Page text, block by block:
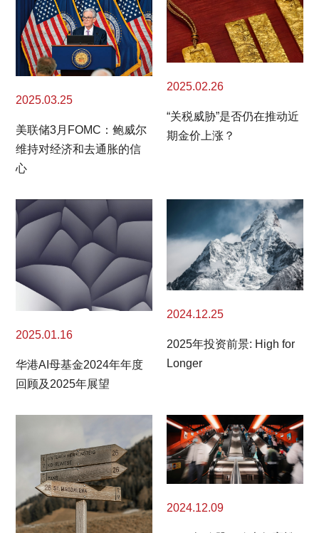
2025.03.25
美联储3月FOMC：鲍威尔
维持对经济和去通胀的信
心
2025.02.26
“关税威胁”是否仍在推动近
期金价上涨？
2025.01.16
华港AI母基金2024年年度
回顾及2025年展望
2024.12.25
2025年投资前景: High for
Longer
2024.12.09